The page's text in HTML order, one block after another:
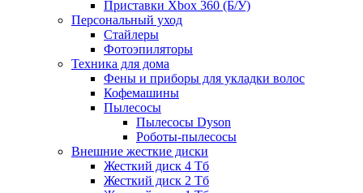
Приставки Xbox 360 (Б/У)
Персональный уход
Стайлеры
Фотоэпиляторы
Техника для дома
Фены и приборы для укладки волос
Кофемашины
Пылесосы
Пылесосы Dyson
Роботы-пылесосы
Внешние жесткие диски
Жесткий диск 4 Тб
Жесткий диск 2 Тб